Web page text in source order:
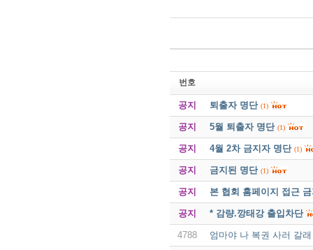
번호
공지 퇴출자 명단 (1)
공지 5월 퇴출자 명단 (1)
공지 4월 2차 금지자 명단 (1)
공지 금지된 명단 (1)
공지 본 협회 홈페이지 접근
공지 * 감량.깡태강 출입차단
4788 엄마야 나 복권 사러 갈래